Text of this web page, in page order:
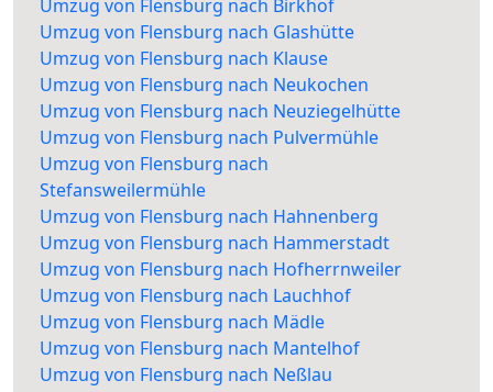
Umzug von Flensburg nach Birkhof
Umzug von Flensburg nach Glashütte
Umzug von Flensburg nach Klause
Umzug von Flensburg nach Neukochen
Umzug von Flensburg nach Neuziegelhütte
Umzug von Flensburg nach Pulvermühle
Umzug von Flensburg nach
Stefansweilermühle
Umzug von Flensburg nach Hahnenberg
Umzug von Flensburg nach Hammerstadt
Umzug von Flensburg nach Hofherrnweiler
Umzug von Flensburg nach Lauchhof
Umzug von Flensburg nach Mädle
Umzug von Flensburg nach Mantelhof
Umzug von Flensburg nach Neßlau